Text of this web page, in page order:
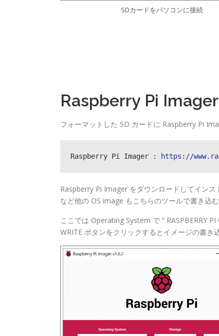
SDカードをパソコンに接続
Raspberry Pi
フォーマットした SD カードに Raspberry Pi
Raspberry Pi Imager : https://
Raspberry Pi Imager をダウンロードしてイン
など他の OS image もこちらのツールで書き込む
ここでは Operating System で ” RASPBERRY
WRITE ボタンをクリックするとイメージの書き